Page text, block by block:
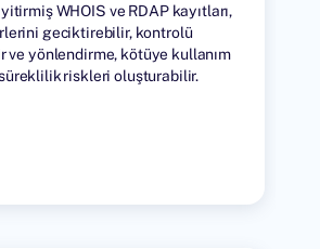
WHOIS ve RDAP kayıtları,
geciktirebilir, kontrolü
ve yönlendirme, kötüye kullanım
riskleri oluşturabilir.